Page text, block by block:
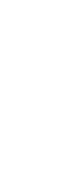
部日本の真似だ
男性がランニン